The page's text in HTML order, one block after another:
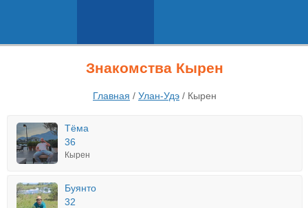
Знакомства Кырен
Главная / Улан-Удэ / Кырен
Тёма
36
Кырен
Буянто
32